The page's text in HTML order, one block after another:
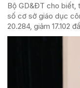
Bộ GD&ĐT cho biết,
số cơ sở giáo dục
20.284, giảm 17.102